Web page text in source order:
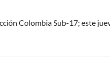
Colombia Sub-17; este